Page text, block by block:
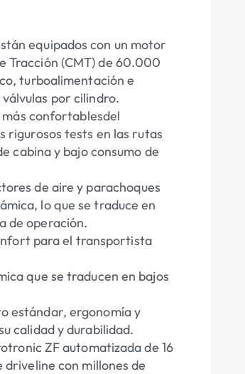
equipados con un motor
Tracción (CMT) de 60.000
turboalimentación e
por cilindro.
más confortablesdel
rigurosos tests en las rutas
cabina y bajo consumo de
de aire y parachoques
lo que se traduce en
de operación.
para el transportista
que se traducen en bajos
estándar, ergonomía y
calidad y durabilidad.
ZF automatizada de 16
con millones de